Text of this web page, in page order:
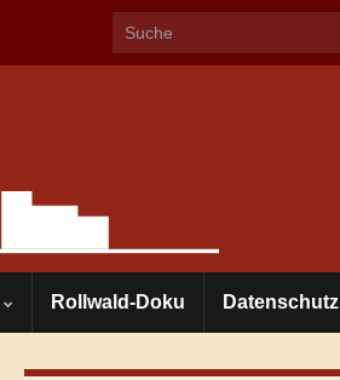
Search for:
Rollwald-Doku Datenschutz